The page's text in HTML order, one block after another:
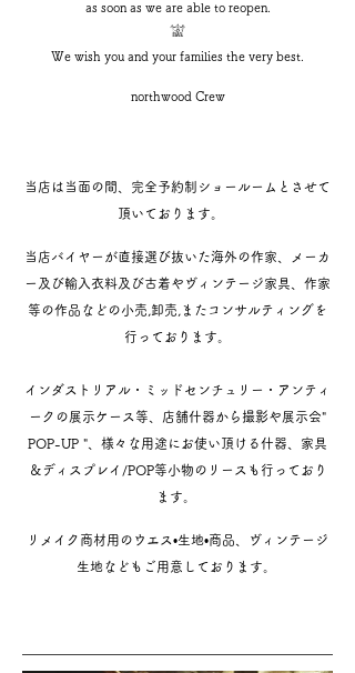
as soon as we are able to reopen.
𓀬
We wish you and your families the very best.
northwood Crew
当店は当面の間、完全予約制ショールームとさせて
頂いております。
当店バイヤーが直接選び抜いた海外の作家、メーカ
ー及び輸入衣料及び古着やヴィンテージ家具、作家
等の作品などの小売,卸売,またコンサルティングを
行っております。
インダストリアル・ミッドセンチュリー・アンティ
ークの展示ケース等、店舗什器から撮影や展示会"
POP-UP "、様々な用途にお使い頂ける什器、家具
＆ディスプレイ/POP等小物のリースも行っており
ます。
リメイク商材用のウエス•生地•商品、ヴィンテージ
生地などもご用意しております。